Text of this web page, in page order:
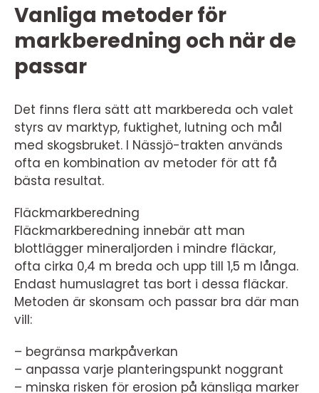
Vanliga metoder för
markberedning och när de
passar
Det finns flera sätt att markbereda och valet
styrs av marktyp, fuktighet, lutning och mål
med skogsbruket. I Nässjö-trakten används
ofta en kombination av metoder för att få
bästa resultat.
Fläckmarkberedning
Fläckmarkberedning innebär att man
blottlägger mineraljorden i mindre fläckar,
ofta cirka 0,4 m breda och upp till 1,5 m långa.
Endast humuslagret tas bort i dessa fläckar.
Metoden är skonsam och passar bra där man
vill:
– begränsa markpåverkan
– anpassa varje planteringspunkt noggrant
– minska risken för erosion på känsliga marker